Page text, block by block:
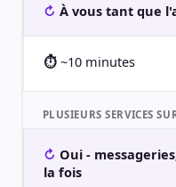
À vous tant que
~10 minutes
PLUSIEURS SERVICES
Oui -
la fois